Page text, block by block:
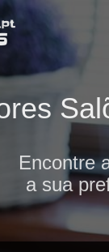
Encontre
a sua